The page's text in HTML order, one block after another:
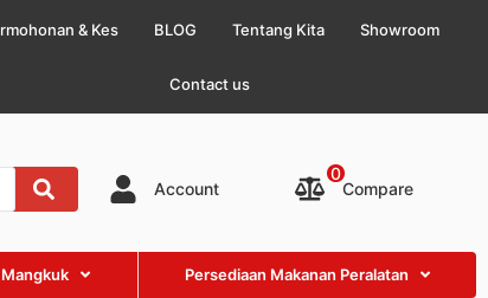
& Kes BLOG Tentang Kita Showroom
Contact us
Account Compare
0
Persediaan Makanan Peralatan